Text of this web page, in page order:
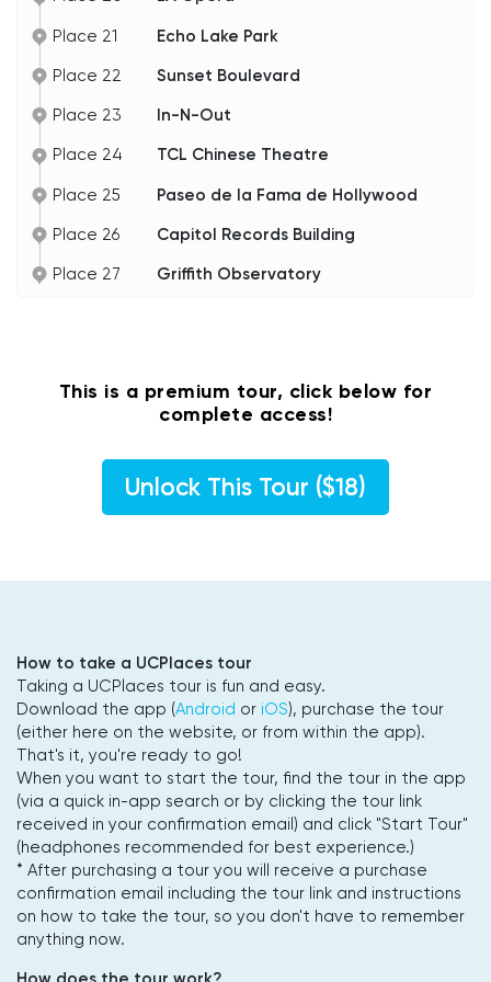
Place 21 Echo Lake Park
Place 22 Sunset Boulevard
Place 23 In-N-Out
Place 24 TCL Chinese Theatre
Place 25 Paseo de la Fama de Hollywood
Place 26 Capitol Records Building
Place 27 Griffith Observatory
This is a premium tour, click below for
complete access!
Unlock This Tour ($18)
How to take a UCPlaces tour
Taking a UCPlaces tour is fun and easy.
Download the app (Android or iOS), purchase the tour
(either here on the website, or from within the app).
That's it, you're ready to go!
When you want to start the tour, find the tour in the app
(via a quick in-app search or by clicking the tour link
received in your confirmation email) and click "Start Tour"
(headphones recommended for best experience.)
* After purchasing a tour you will receive a purchase
confirmation email including the tour link and instructions
on how to take the tour, so you don't have to remember
anything now.